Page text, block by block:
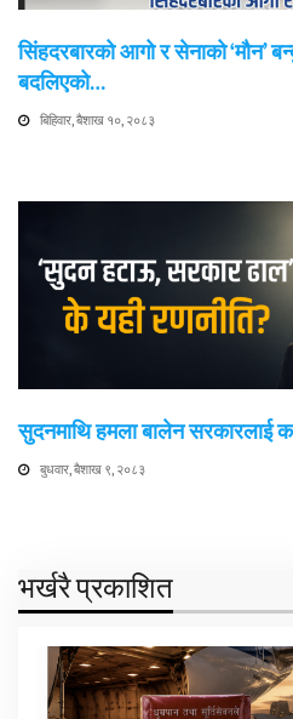
सिंहदरबारको आगो र सेनाको ‘मौन’
बदलिएको…
बिहिवार, बैशाख १०, २०८३
सुदनमाथि हमला बालेन सरकारलाई
बुधवार, बैशाख ९, २०८३
भर्खरै प्रकाशित